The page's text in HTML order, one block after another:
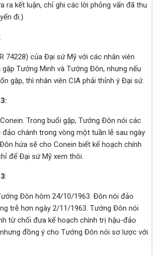
ra kết luận, chỉ ghi các lời phỏng vấn đã thu
đi.)
74228) của Đại sứ Mỹ với các nhân viên
Tướng Minh và Tướng Đôn, nhưng nếu
gặp, thì nhân viên CIA phải thỉnh ý Đại sứ.
Trong buổi gặp, Tướng Đôn nói các
chánh trong vòng một tuần lễ sau ngày
hứa sẽ cho Conein biết kế hoạch chính
để Đại sứ Mỹ xem thôi.
:
Đôn hôm 24/10/1963. Đôn nói đảo
trễ hơn ngày 2/11/1963. Tướng Đôn nói
từ chối đưa kế hoạch chính trị hậu-đảo
đồng ý cho Tướng Đôn nói sơ lược với